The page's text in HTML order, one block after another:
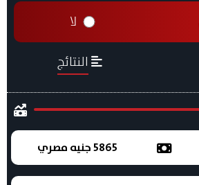
لا
النتائج
5865 جنيه مصري